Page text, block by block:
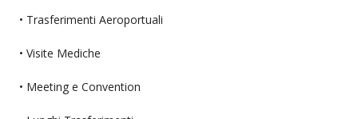
• Trasferimenti Aeroportuali
• Visite Mediche
• Meeting e Convention